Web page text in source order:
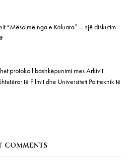
“Mësojmë nga e Kaluara” – një diskutim
protokoll bashkëpunimi mes Arkivit
të Filmit dhe Universiteti Politeknik të
COMMENTS